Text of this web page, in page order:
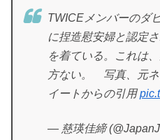
TWICEメンバーのダ
に捏造慰安婦と認定
を着ている。これは
方ない。 写真、元
イートからの引用
— 慈瑛佳締